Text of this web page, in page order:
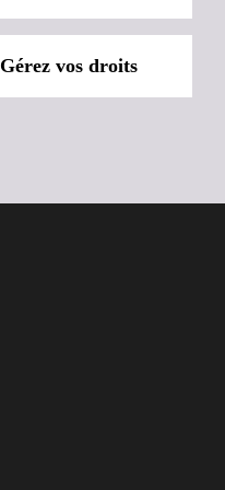
Gérez vos droits